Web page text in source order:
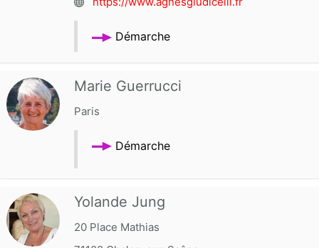
Démarche
Marie Guerrucci
Paris
Démarche
Yolande Jung
20 Place Mathias